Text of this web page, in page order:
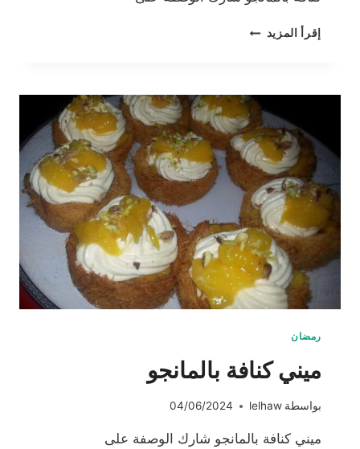
إقرأ المزيد كنافة
رمضان
ميني كنافة بالمانجو
بواسطة lelhaw
04/06/2024
ميني كنافة بالمانجو شارك الوصفة على